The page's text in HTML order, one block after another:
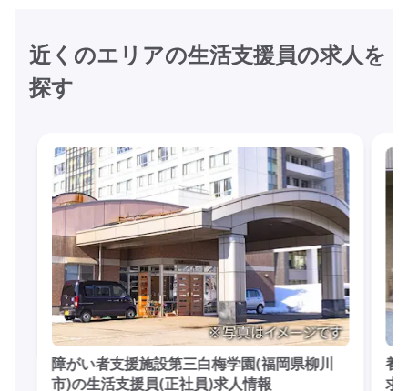
近くのエリアの生活支援員の求人を
探す
障がい者支援施設第三白梅学園(福岡県柳川
市)の生活支援員(正社員)求人情報
養
求